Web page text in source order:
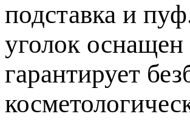
подставка и
уголок
гарантирует